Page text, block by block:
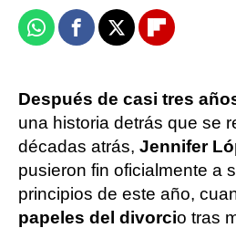
WhatsappFacebook
X Flipboard
Después de casi tres
una historia detrás que se
décadas atrás, Jennifer
pusieron fin oficialmente a
principios de este año,
papeles del divorcio tras